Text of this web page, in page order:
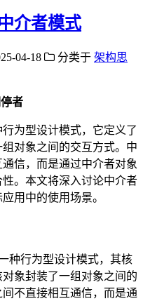
介者模式
04-18 分类于 架构思
者
为型设计模式，它定义了
对象之间的交互方式。中
信，而是通过中介者对象
。本文将深入讨论中介者
用中的使用场景。
种行为型设计模式，其核
象封装了一组对象之间的
不直接相互通信，而是通